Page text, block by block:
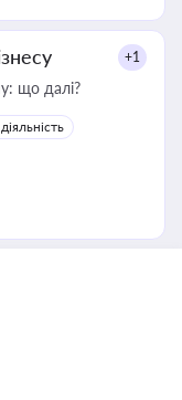
+1
що далі?